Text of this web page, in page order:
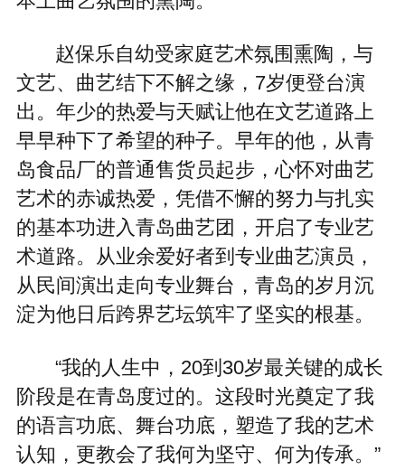
赵保乐自幼受家庭艺术氛围熏陶，与
文艺、曲艺结下不解之缘，7岁便登台演
出。年少的热爱与天赋让他在文艺道路上
早早种下了希望的种子。早年的他，从青
岛食品厂的普通售货员起步，心怀对曲艺
艺术的赤诚热爱，凭借不懈的努力与扎实
的基本功进入青岛曲艺团，开启了专业艺
术道路。从业余爱好者到专业曲艺演员，
从民间演出走向专业舞台，青岛的岁月沉
淀为他日后跨界艺坛筑牢了坚实的根基。
“我的人生中，20到30岁最关键的成长
阶段是在青岛度过的。这段时光奠定了我
的语言功底、舞台功底，塑造了我的艺术
认知，更教会了我何为坚守、何为传承。”